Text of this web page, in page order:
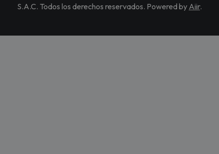
S.A.C. Todos los derechos reservados. Powered by Aiir.